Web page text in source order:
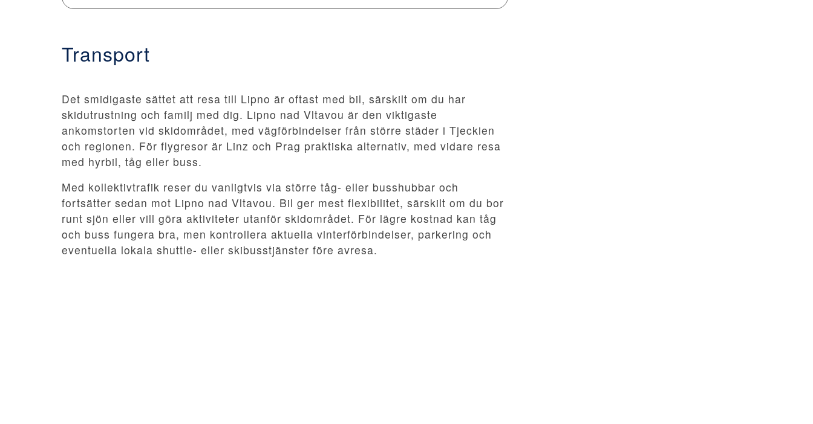
Transport
Det smidigaste sättet att resa till Lipno är oftast med bil, särskilt om du har
skidutrustning och familj med dig. Lipno nad Vltavou är den viktigaste
ankomstorten vid skidområdet, med vägförbindelser från större städer i Tjeckien
och regionen. För flygresor är Linz och Prag praktiska alternativ, med vidare resa
med hyrbil, tåg eller buss.
Med kollektivtrafik reser du vanligtvis via större tåg- eller busshubbar och
fortsätter sedan mot Lipno nad Vltavou. Bil ger mest flexibilitet, särskilt om du bor
runt sjön eller vill göra aktiviteter utanför skidområdet. För lägre kostnad kan tåg
och buss fungera bra, men kontrollera aktuella vinterförbindelser, parkering och
eventuella lokala shuttle- eller skibusstjänster före avresa.